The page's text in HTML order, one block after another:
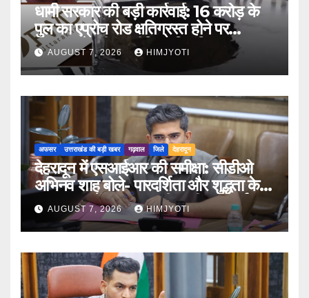
धामी सरकार की बड़ी कार्रवाई: 16 करोड़ के
पुल का एप्रोच रोड क्षतिग्रस्त होने पर
PWD के तीन इंजीनियर निलंबित
AUGUST 7, 2026 HIMJYOTI
अफसर उत्तराखंड की बड़ी खबर गढ़वाल जिले देहरादून
देहरादून में एसआईआर की समीक्षा: सीडीओ
अभिनव शाह बोले- पारदर्शिता और शुद्धता के
साथ पूरा करें मतदाता सूची पुनरीक्षण कार्य
AUGUST 7, 2026 HIMJYOTI